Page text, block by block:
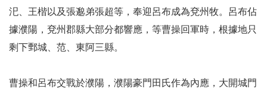
汜、王楷以及張邈弟張超等，奉迎呂布成為兗州牧。呂布佔
據濮陽，兗州郡縣大部分都響應，等曹操回軍時，根據地只
剩下鄄城、范、東阿三縣。
曹操和呂布交戰於濮陽，濮陽豪門田氏作為內應，大開城門